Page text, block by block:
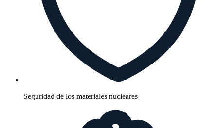
Seguridad de los materiales nucleares